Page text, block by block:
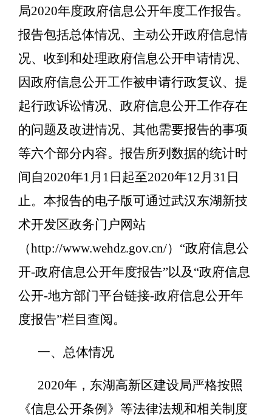
局2020年度政府信息公开年度工作报告。
报告包括总体情况、主动公开政府信息情
况、收到和处理政府信息公开申请情况、
因政府信息公开工作被申请行政复议、提
起行政诉讼情况、政府信息公开工作存在
的问题及改进情况、其他需要报告的事项
等六个部分内容。报告所列数据的统计时
间自2020年1月1日起至2020年12月31日
止。本报告的电子版可通过武汉东湖新技
术开发区政务门户网站
（http://www.wehdz.gov.cn/）“政府信息公
开-政府信息公开年度报告”以及“政府信息
公开-地方部门平台链接-政府信息公开年
度报告”栏目查阅。
一、总体情况
2020年，东湖高新区建设局严格按照
《信息公开条例》等法律法规和相关制度